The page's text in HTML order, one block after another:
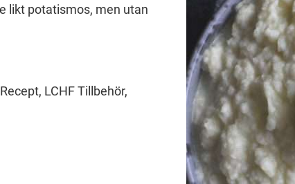
likt potatismos, men utan
LCHF Tillbehör,